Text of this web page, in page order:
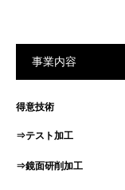
事業内容
得意技術
⇒テスト加工
⇒鏡面研削加工